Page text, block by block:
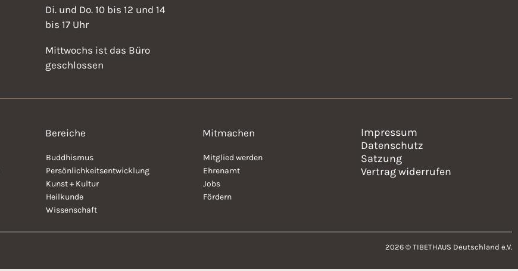
Di. und Do. 10 bis 12 und 14
bis 17 Uhr
Mittwochs ist das Büro
geschlossen
Bereiche
Buddhismus
Persönlichkeitsentwicklung
Kunst + Kultur
Heilkunde
Wissenschaft
Mitmachen
Mitglied werden
Ehrenamt
Jobs
Fördern
Impressum
Datenschutz
Satzung
Vertrag widerrufen
2026 © TIBETHAUS Deutschland e.V.